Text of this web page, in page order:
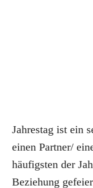
Jahrestag ist ein
einen Partner/
häufigsten der
Beziehung